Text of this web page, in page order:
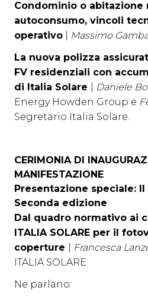
Condominio o
autoconsumo, vincoli
operativo
Massimo
La nuova polizza
FV residenziali con
di Italia Solare
Daniele
Energy Howden Group e
Segretario Italia Solare.
CERIMONIA DI
MANIFESTAZIONE
Presentazione speciale:
Seconda edizione
Dal quadro normativo ai
ITALIA SOLARE per il
coperture
Francesca
ITALIA SOLARE
Ne parlano: